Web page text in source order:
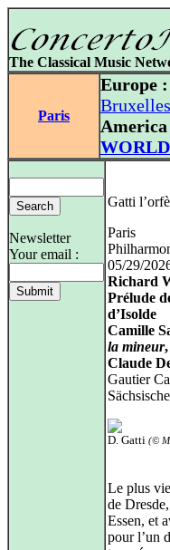
The Classical Music
Paris
Europe :
Bruxelles
America
WORLD
Newsletter
Your email :
Gatti
Paris
05/29/
Richard
Prélude
d’Isolde
Camille
la mineur
Claude
Gautier
D. Gatti (©
Le plus
de
Essen, et
pour l’un